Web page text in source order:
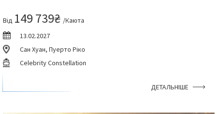
Від 149 739₴ /Каюта
13.02.2027
Сан Хуан, Пуерто Ріко
Celebrity Constellation
ДЕТАЛЬНІШЕ